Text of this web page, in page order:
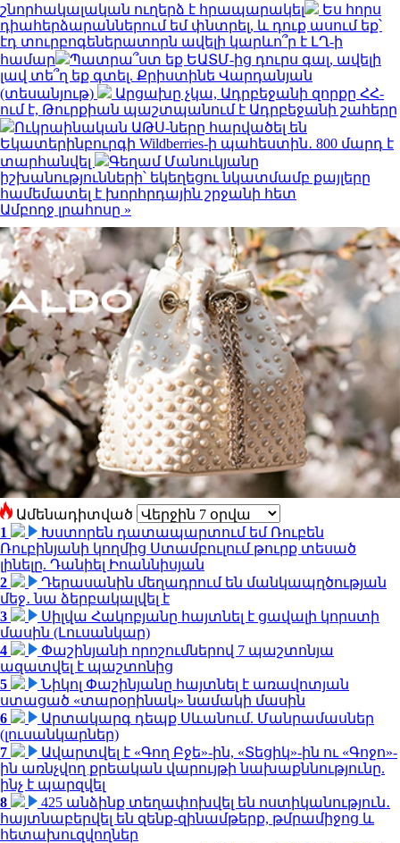
շնորհակալական ուղերձ է հրապարակել
Ես հորս
դիահերձարաններում եմ փնտրել, և դուք ասում եք՝
էդ տուրբոգեներատորն ավելի կարևո՞ր է ԼՂ-ի
համար
Պատրա՞ստ եք ԵԱՏՄ-ից դուրս գալ, ավելի
լավ տե՞ղ եք գտել. Քրիստինե Վարդանյան
(տեսանյութ)
Արցախը չկա, Ադրբեջանի զորքը ՀՀ-
ում է, Թուրքիան պաշտպանում է Ադրբեջանի շահերը
Ուկրաինական ԱԹՍ-ները հարվածել են
Եկատերինբուրգի Wildberries-ի պահեստին․ 800 մարդ է
տարհանվել
Գեղամ Մանուկյանը
իշխանությունների՝ եկեղեցու նկատմամբ քայլերը
համեմատել է խորհրդային շրջանի հետ
Ամբողջ լրահոսը »
Ամենադիտված
1
Խստորեն դատապարտում եմ Ռուբեն
Ռուբինյանի կողմից Ստամբուլում թուրք տեսած
լինելը. Դանիել Իոաննիսյան
2
Դերասանին մեղադրում են մանկապղծության
մեջ․ նա ձերբակալվել է
3
Սիլվա Հակոբյանը հայտնել է ցավալի կորստի
մասին (Լուսանկար)
4
Փաշինյանի որոշումներով 7 պաշտոնյա
ազատվել է պաշտոնից
5
Նիկոլ Փաշինյանը հայտնել է առավոտյան
ստացած «տարօրինակ» նամակի մասին
6
Արտակարգ դեպք Սևանում. Մանրամասներ
(լուսանկարներ)
7
Ավարտվել է «Գող Բջե»-ին, «Տեցիկ»-ին ու «Գոջո»-
ին առնչվող քրեական վարույթի նախաքննությունը.
ինչ է պարզվել
8
425 անձինք տեղափոխվել են ոստիկանություն․
հայտնաբերվել են զենք-զինամթերք, թմրամիջոց և
հետախուզվողներ